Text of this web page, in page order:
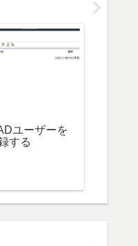
ユーザーを
する